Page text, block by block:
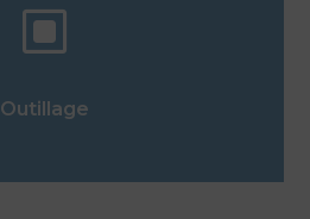
W
Outillage